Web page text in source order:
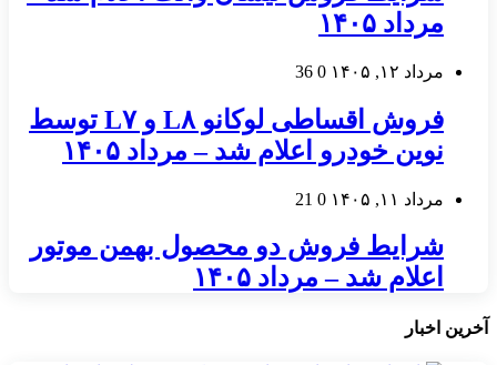
مرداد ۱۴۰۵
مرداد ۱۲, ۱۴۰۵ 0
36
فروش اقساطی لوکانو L۸ و L۷ توسط
نوین خودرو اعلام شد – مرداد ۱۴۰۵
مرداد ۱۱, ۱۴۰۵ 0
21
شرایط فروش دو محصول بهمن موتور
اعلام شد – مرداد ۱۴۰۵
آخرین اخبار